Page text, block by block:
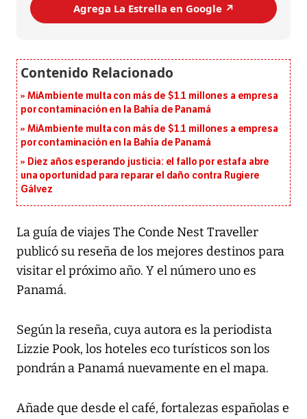
Agrega La Estrella en Google ↗️
MiAmbiente multa con más de $1.1 millones a empresa
por contaminación en la Bahía de Panamá
MiAmbiente multa con más de $1.1 millones a empresa
por contaminación en la Bahía de Panamá
Diez años esperando justicia: el fallo por estafa abre
una oportunidad para reparar el daño contra Rugiere
Gálvez
La guía de viajes The Conde Nest Traveller
publicó su reseña de los mejores destinos para
visitar el próximo año. Y el número uno es
Panamá.
Según la reseña, cuya autora es la periodista
Lizzie Pook, los hoteles eco turísticos son los
pondrán a Panamá nuevamente en el mapa.
Añade que desde el café, fortalezas españolas e